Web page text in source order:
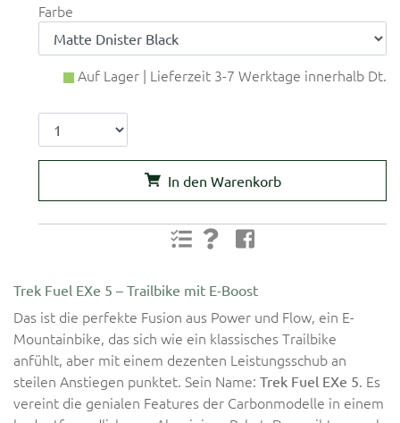
Farbe
Auf Lager | Lieferzeit 3-7 Werktage innerhalb Dt.
In den Warenkorb
Trek Fuel EXe 5 – Trailbike mit E-Boost
Das ist die perfekte Fusion aus Power und Flow, ein E-
Mountainbike, das sich wie ein klassisches Trailbike
anfühlt, aber mit einem dezenten Leistungsschub an
steilen Anstiegen punktet. Sein Name: Trek Fuel EXe 5. Es
vereint die genialen Features der Carbonmodelle in einem